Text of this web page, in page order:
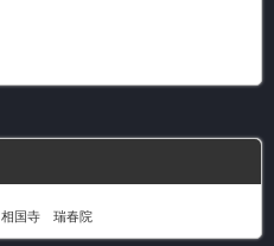
相国寺 瑞春院